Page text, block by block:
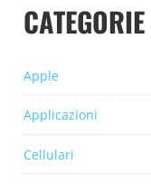
CATEGORIE
Apple
Applicazioni
Cellulari